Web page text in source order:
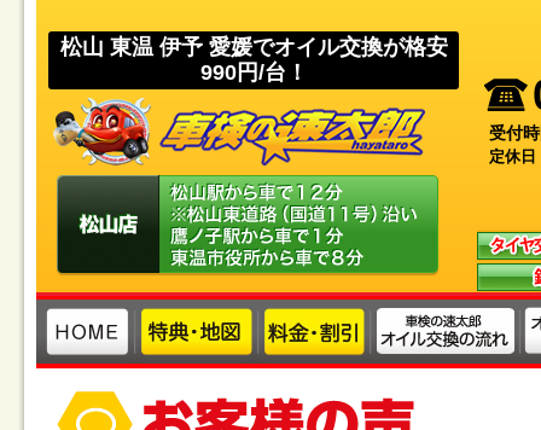
松山 東温 伊予 愛媛でオイル交換が格安
990円/台！
受付
定休日